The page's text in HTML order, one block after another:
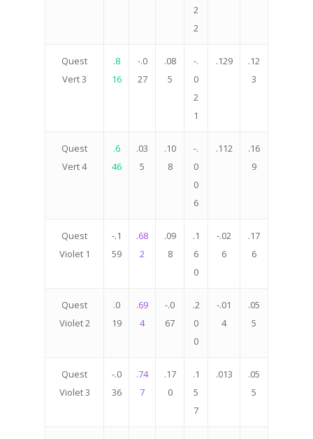
2
2
Quest
Vert 3
.8
16
-.0
27
.08
5
-.
0
2
1
.129
.12
3
Quest
Vert 4
.6
46
.03
5
.10
8
-.
0
0
6
.112
.16
9
Quest
Violet 1
-.1
59
.68
2
.09
8
.1
6
0
-.02
6
.17
6
Quest
Violet 2
.0
19
.69
4
-.0
67
.2
0
0
-.01
4
.05
5
Quest
Violet 3
-.0
36
.74
7
.17
0
.1
5
7
.013
.05
5